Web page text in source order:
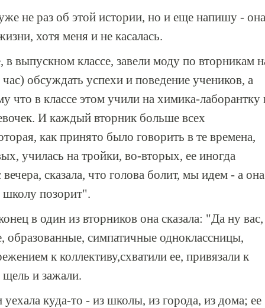
не раз об этой истории, но и еще напишу - она
хотя меня и не касалась.
выпускном классе, завели моду по вторникам
обсуждать успехи и поведение учеников, а
что в классе этом учили на химика-лаборантку
И каждый вторник больше всех
как принято было говорить в те времена,
училась на тройки, во-вторых, ее иногда
сказала, что голова болит, мы идем - а она
школу позорит".
в один из вторников она сказала: "Да ну вас,
симпатичные одноклассницы,
к коллективу,схватили ее, привязали к
и зажали.
куда-то - из школы, из города, из дома; ее